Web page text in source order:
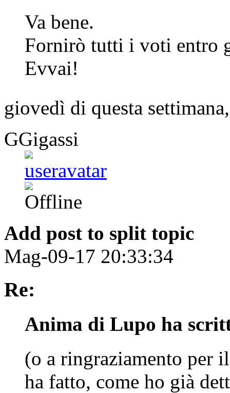
Va bene.
Fornirò tutti i voti entro
Evvai!
giovedì di questa
GGigassi
Add post to split topic
Mag-09-17 20:33:34
Re:
Anima di Lupo ha
(o a ringraziamento per
ha fatto, come ho già